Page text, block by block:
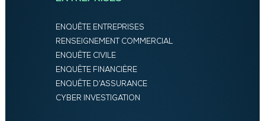
ENQUÊTE ENTREPRISES
RENSEIGNEMENT COMMERCIAL
ENQUÊTE CIVILE
ENQUÊTE FINANCIÈRE
ENQUÊTE D’ASSURANCE
CYBER INVESTIGATION